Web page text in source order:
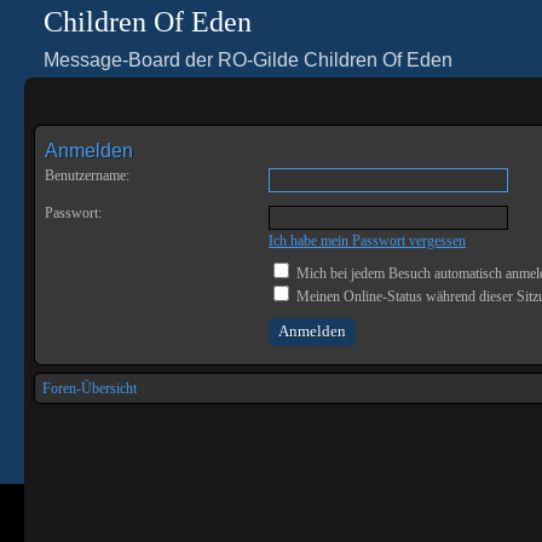
Children Of Eden
Message-Board der RO-Gilde Children Of Eden
Anmelden
Benutzername:
Passwort:
Ich habe mein Passwort vergessen
Mich bei jedem Besuch automatisch
Meinen Online-Status während dieser
Foren-Übersicht